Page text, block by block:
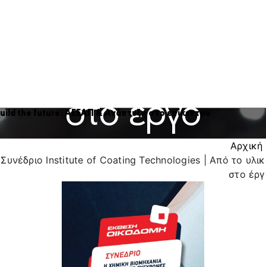
στο έργο
thefuture:ΑΕΕΑΠ & Ανάπτυξη στο επίκεντρο
Αρχική
Συνέδριο Institute of Coating Technologies | Από το
στο